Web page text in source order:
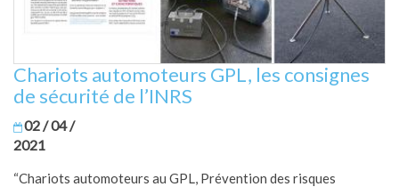
Chariots automoteurs GPL, les consignes
de sécurité de l’INRS
02 / 04 /
2021
“Chariots automoteurs au GPL, Prévention des risques